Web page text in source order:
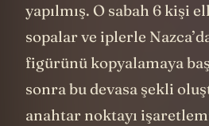
yapılmış. O sabah 6 kişi
sopalar ve iplerle
figürünü kopyalamaya
sonra bu devasa şekli
anahtar noktayı